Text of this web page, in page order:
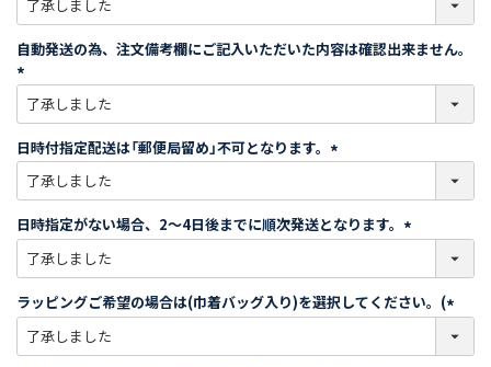
必
須
)
自動発送の為、注文備考欄にご記入いただいた内容は確認出来ません。
必
須
)
日時付指定配送は「郵便局留め」不可となります。
必
須
)
日時指定がない場合、2～4日後までに順次発送となります。
必
須
)
ラッピングご希望の場合は(巾着バッグ入り)を選択してください。(
(
必